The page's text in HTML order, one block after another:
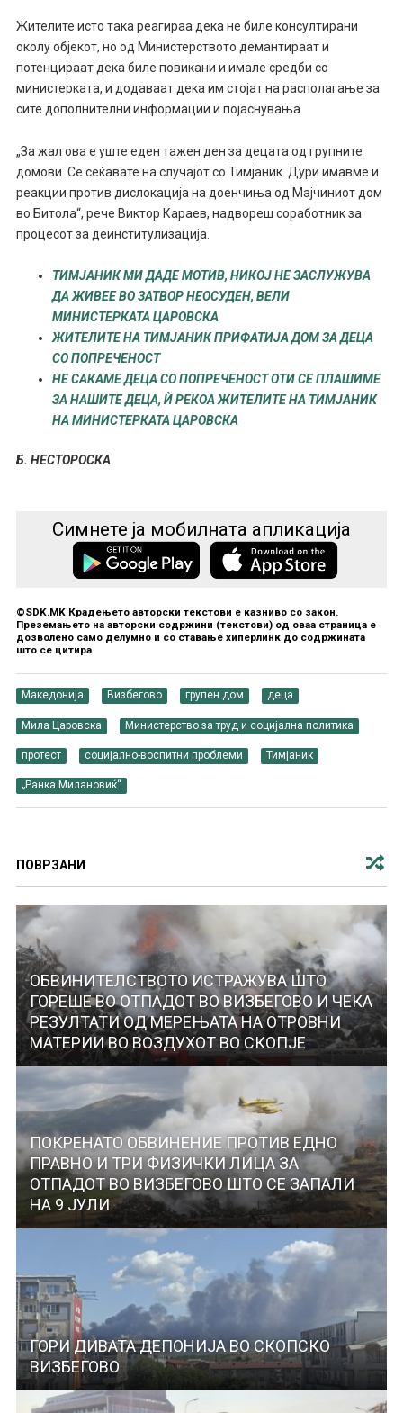
Жителите исто така реагираа дека не биле консултирани
околу објекот, но од Министерството демантираат и
потенцираат дека биле повикани и имале средби со
министерката, и додаваат дека им стојат на располагање за
сите дополнителни информации и појаснувања.
„За жал ова е уште еден тажен ден за децата од групните
домови. Се сеќавате на случајот со Тимјаник. Дури имавме и
реакции против дислокација на доенчиња од Мајчиниот дом
во Битола“, рече Виктор Караев, надвореш соработник за
процесот за деинститулизација.
ТИМЈАНИК МИ ДАДЕ МОТИВ, НИКОЈ НЕ ЗАСЛУЖУВА
ДА ЖИВЕЕ ВО ЗАТВОР НЕОСУДЕН, ВЕЛИ
МИНИСТЕРКАТА ЦАРОВСКА
ЖИТЕЛИТЕ НА ТИМЈАНИК ПРИФАТИЈА ДОМ ЗА ДЕЦА
СО ПОПРЕЧЕНОСТ
НЕ САКАМЕ ДЕЦА СО ПОПРЕЧЕНОСТ ОТИ СЕ ПЛАШИМЕ
ЗА НАШИТЕ ДЕЦА, Ѝ РЕКОА ЖИТЕЛИТЕ НА ТИМЈАНИК
НА МИНИСТЕРКАТА ЦАРОВСКА
Б. НЕСТОРОСКА
Симнете ја мобилната апликација
©SDK.MK Крадењето авторски текстови е казниво со закон.
Преземањето на авторски содржини (текстови) од оваа страница е
дозволено само делумно и со ставање хиперлинк до содржината
што се цитира
Македонија Визбегово групен дом деца
Мила Царовска Министерство за труд и социјална политика
протест социјално-воспитни проблеми Тимјаник
„Ранка Милановиќ“
ПОВРЗАНИ
ОБВИНИТЕЛСТВОТО ИСТРАЖУВА ШТО
ГОРЕШЕ ВО ОТПАДОТ ВО ВИЗБЕГОВО И ЧЕКА
РЕЗУЛТАТИ ОД МЕРЕЊАТА НА ОТРОВНИ
МАТЕРИИ ВО ВОЗДУХОТ ВО СКОПЈЕ
ПОКРЕНАТО ОБВИНЕНИЕ ПРОТИВ ЕДНО
ПРАВНО И ТРИ ФИЗИЧКИ ЛИЦА ЗА
ОТПАДОТ ВО ВИЗБЕГОВО ШТО СЕ ЗАПАЛИ
НА 9 ЈУЛИ
ГОРИ ДИВАТА ДЕПОНИЈА ВО СКОПСКО
ВИЗБЕГОВО